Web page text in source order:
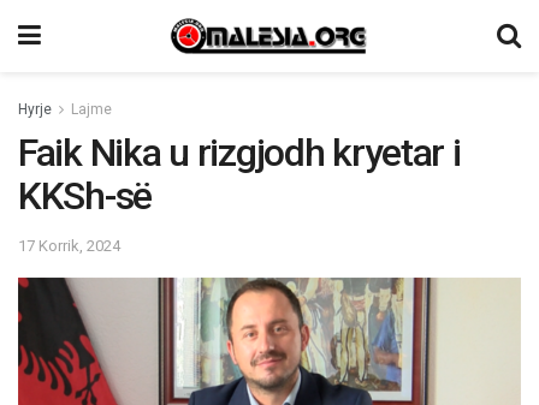
Hyrje Lajme
Faik Nika u rizgjodh kryetar i
KKSh-së
17 Korrik, 2024